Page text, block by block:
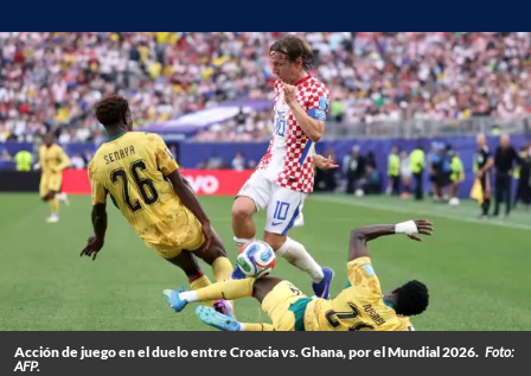
Acción de juego en el duelo entre Croacia vs. Ghana, por el Mundial 2026. Foto:
AFP.